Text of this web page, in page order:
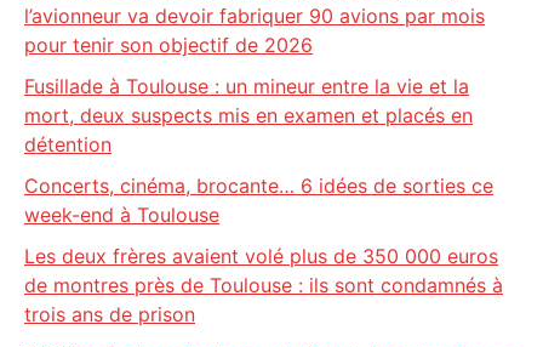
l’avionneur va devoir fabriquer 90 avions par mois
pour tenir son objectif de 2026
Fusillade à Toulouse : un mineur entre la vie et la
mort, deux suspects mis en examen et placés en
détention
Concerts, cinéma, brocante… 6 idées de sorties ce
week-end à Toulouse
Les deux frères avaient volé plus de 350 000 euros
de montres près de Toulouse : ils sont condamnés à
trois ans de prison